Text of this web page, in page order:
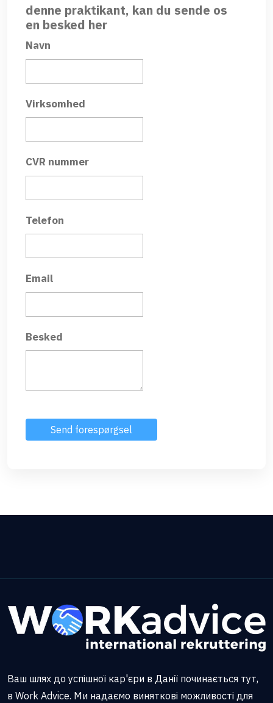
denne praktikant, kan du sende os
en besked her
Navn
Virksomhed
CVR nummer
Telefon
Email
Besked
Ваш шлях до успішної кар'єри в Данії починається тут,
в Work Advice. Ми надаємо виняткові можливості для